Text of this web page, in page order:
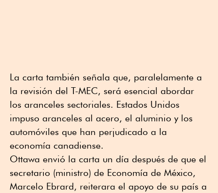
La carta también señala que, paralelamente a
la revisión del T-MEC, será esencial abordar
los aranceles sectoriales. Estados Unidos
impuso aranceles al acero, el aluminio y los
automóviles que han perjudicado a la
economía canadiense.
Ottawa envió la carta un día después de que el
secretario (ministro) de Economía de México,
Marcelo Ebrard, reiterara el apoyo de su país a